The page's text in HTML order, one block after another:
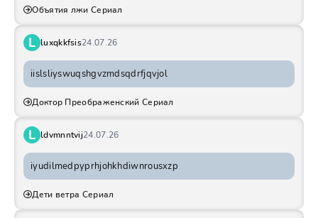
Объятия лжи Сериал
L luxqkkfsis24.07.26
iislsliyswuqshgvzmdsqdrfjqvjol
Доктор Преображенский Сериал
L ldvmnntvij24.07.26
iyudilmedpyprhjohkhdiwnrousxzp
Дети ветра Сериал